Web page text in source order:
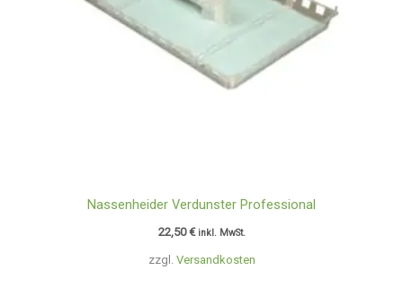
zzgl. Versandkosten
Nassenheider Verdunster Professional
22,50€ inkl. MwSt.